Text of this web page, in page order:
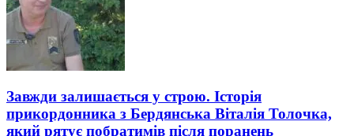
Завжди залишається у строю. Історія
прикордонника з Бердянська Віталія Толочка,
який рятує побратимів після поранень